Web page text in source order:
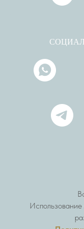
Использование